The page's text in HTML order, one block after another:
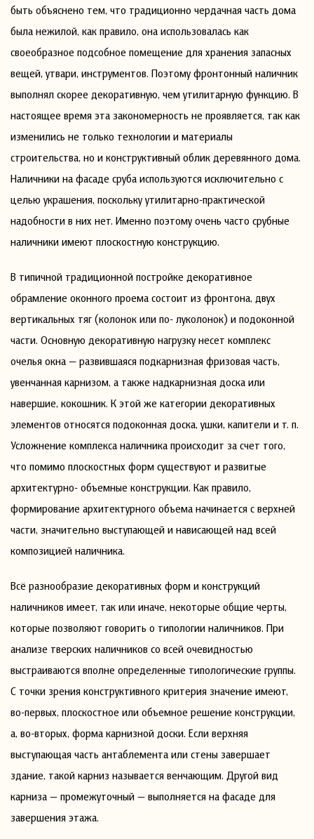
быть объяснено тем, что традиционно чердачная часть дома
была нежилой, как правило, она использовалась как
своеобразное подсобное помещение для хранения запасных
вещей, утвари, инструментов. Поэтому фронтонный наличник
выполнял скорее декоративную, чем утилитарную функцию. В
настоящее время эта закономерность не проявляется, так как
изменились не только технологии и материалы
строительства, но и конструктивный облик деревянного дома.
Наличники на фасаде сруба используются исключительно с
целью украшения, поскольку утилитарно-практической
надобности в них нет. Именно поэтому очень часто срубные
наличники имеют плоскостную конструкцию.
В типичной традиционной постройке декоративное
обрамление оконного проема состоит из фронтона, двух
вертикальных тяг (колонок или по- луколонок) и подоконной
части. Основную декоративную нагрузку несет комплекс
очелья окна — развившаяся подкарнизная фризовая часть,
увенчанная карнизом, а также надкарнизная доска или
навершие, кокошник. К этой же категории декоративных
элементов относятся подоконная доска, ушки, капители и т. п.
Усложнение комплекса наличника происходит за счет того,
что помимо плоскостных форм существуют и развитые
архитектурно- объемные конструкции. Как правило,
формирование архитектурного объема начинается с верхней
части, значительно выступающей и нависающей над всей
композицией наличника.
Всё разнообразие декоративных форм и конструкций
наличников имеет, так или иначе, некоторые общие черты,
которые позволяют говорить о типологии наличников. При
анализе тверских наличников со всей очевидностью
выстраиваются вполне определенные типологические группы.
С точки зрения конструктивного критерия значение имеют,
во-первых, плоскостное или объемное решение конструкции,
а, во-вторых, форма карнизной доски. Если верхняя
выступающая часть антаблемента или стены завершает
здание, такой карниз называется венчающим. Другой вид
карниза — промежуточный — выполняется на фасаде для
завершения этажа.